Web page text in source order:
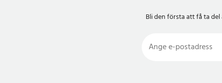
Bli den första att få ta